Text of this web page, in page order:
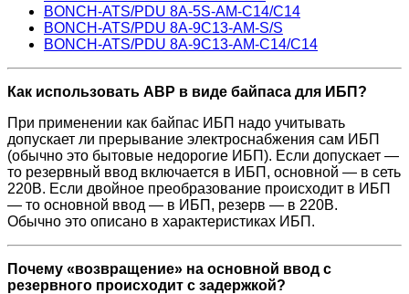
BONCH-ATS/PDU 8A-5S-AM-C14/C14
BONCH-ATS/PDU 8A-9C13-AM-S/S
BONCH-ATS/PDU 8A-9C13-AM-C14/C14
Как использовать АВР в виде байпаса для ИБП?
При применении как байпас ИБП надо учитывать
допускает ли прерывание электроснабжения сам ИБП
(обычно это бытовые недорогие ИБП). Если допускает —
то резервный ввод включается в ИБП, основной — в сеть
220В. Если двойное преобразование происходит в ИБП
— то основной ввод — в ИБП, резерв — в 220В.
Обычно это описано в характеристиках ИБП.
Почему «возвращение» на основной ввод с
резервного происходит с задержкой?